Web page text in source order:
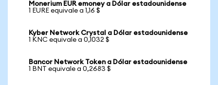
Monerium EUR emoney a Dólar estadounidense
1 EURE equivale a 1,16 $
Kyber Network Crystal a Dólar estadounidense
1 KNC equivale a 0,1032 $
Bancor Network Token a Dólar estadounidense
1 BNT equivale a 0,2683 $